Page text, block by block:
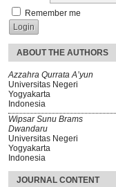
Remember me
ABOUT THE AUTHORS
Azzahra Qurrata A’yun
Universitas Negeri
Yogyakarta
Indonesia
Wipsar Sunu Brams
Dwandaru
Universitas Negeri
Yogyakarta
Indonesia
JOURNAL CONTENT